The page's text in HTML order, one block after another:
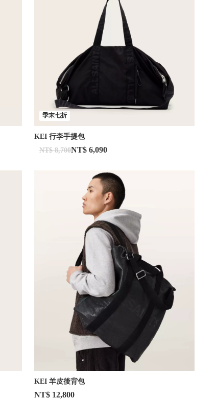
季末七折
KEI 行李手提包
NT$ 8,700NT$ 6,090
KEI 羊皮後背包
NT$ 12,800